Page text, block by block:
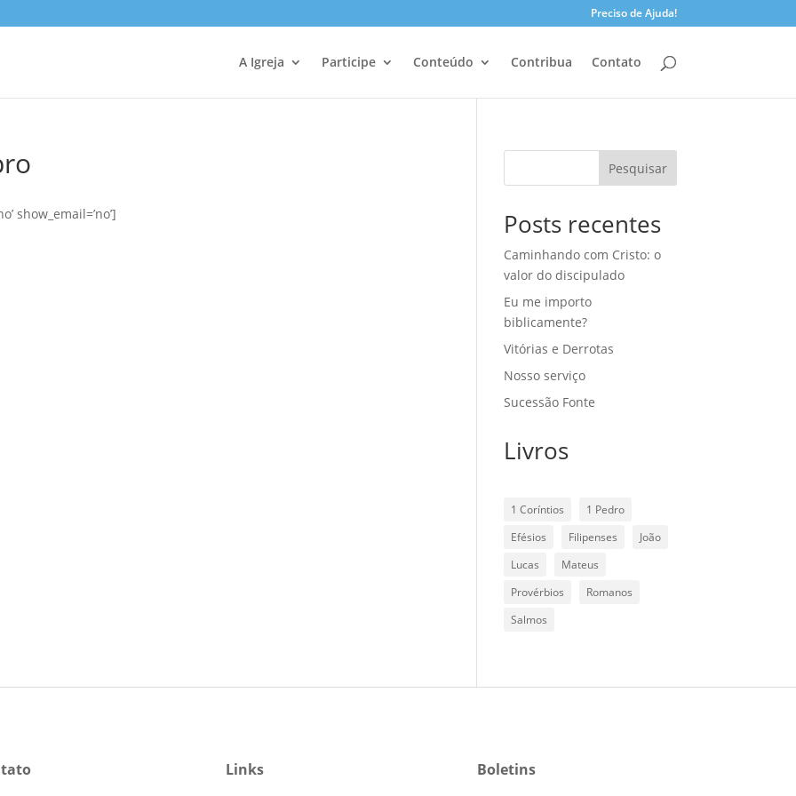
Preciso de Ajuda!
A Igreja Participe Conteúdo Contribua Contato
show_email=’no’]
Pesquisar
Posts recentes
Caminhando com Cristo: o
valor do discipulado
Eu me importo
biblicamente?
Vitórias e Derrotas
Nosso serviço
Sucessão Fonte
Livros
1 Coríntios
1 Pedro
Efésios
Filipenses
João
Lucas
Mateus
Provérbios
Romanos
Salmos
Links Boletins